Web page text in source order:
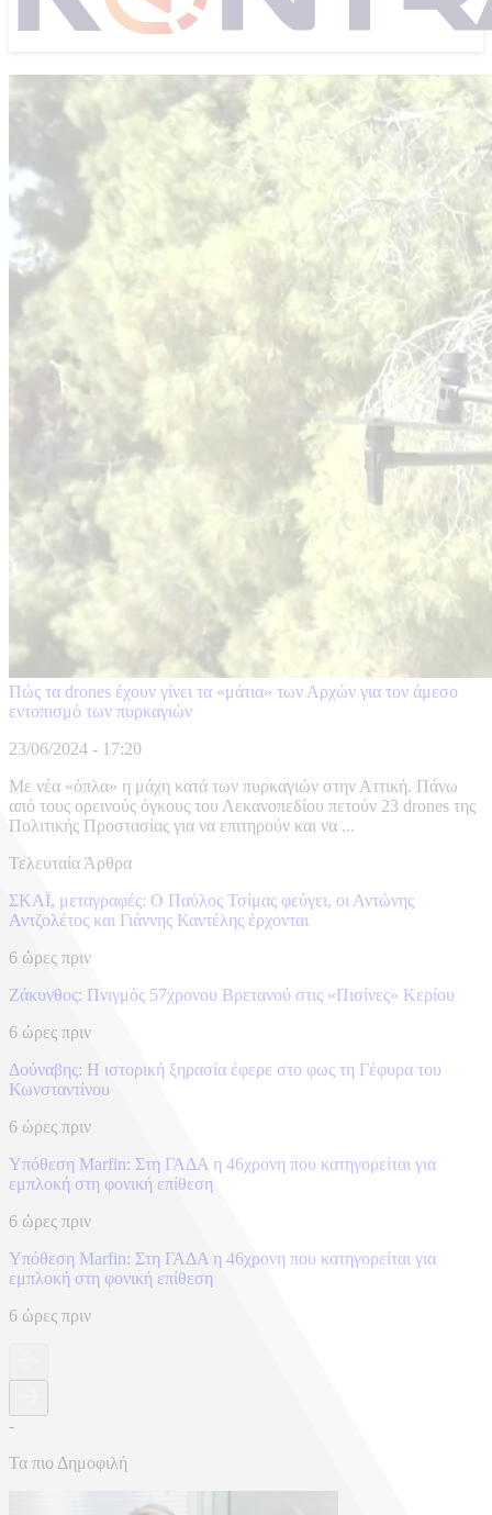
Πώς τα drones έχουν γίνει τα «μάτια» των Αρχών για τον άμεσο
εντοπισμό των πυρκαγιών
23/06/2024 - 17:20
Με νέα «όπλα» η μάχη κατά των πυρκαγιών στην Αττική. Πάνω
από τους ορεινούς όγκους του Λεκανοπεδίου πετούν 23 drones της
Πολιτικής Προστασίας για να επιτηρούν και να ...
Τελευταία Άρθρα
ΣΚΑΪ, μεταγραφές: Ο Παύλος Τσίμας φεύγει, οι Αντώνης
Αντζολέτος και Γιάννης Καντέλης έρχονται
6 ώρες πριν
Ζάκυνθος: Πνιγμός 57χρονου Βρετανού στις «Πισίνες» Κερίου
6 ώρες πριν
Δούναβης: Η ιστορική ξηρασία έφερε στο φως τη Γέφυρα του
Κωνσταντίνου
6 ώρες πριν
Υπόθεση Marfin: Στη ΓΑΔΑ η 46χρονη που κατηγορείται για
εμπλοκή στη φονική επίθεση
6 ώρες πριν
Υπόθεση Marfin: Στη ΓΑΔΑ η 46χρονη που κατηγορείται για
εμπλοκή στη φονική επίθεση
6 ώρες πριν
-
Τα πιο Δημοφιλή